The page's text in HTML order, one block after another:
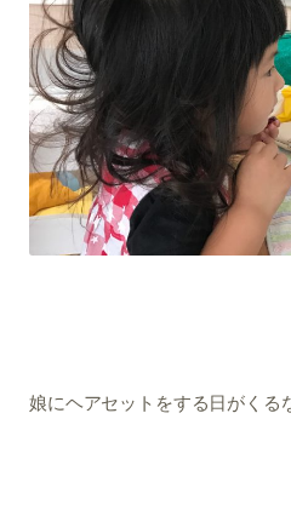
娘にヘアセットをする日がくる